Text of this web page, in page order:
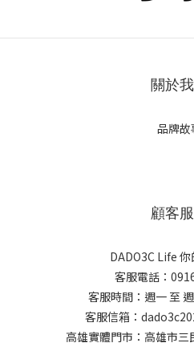
關於
品牌故
顧客
DADO3C Life
客服電話：
客服時間：週一 至
客服信箱：
高雄實體門市：高雄市